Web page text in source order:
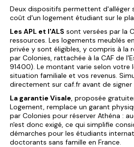
Deux dispositifs permettent d'alléger
coût d'un logement étudiant sur le
Les APL et l'ALS sont versées par la
ressources. Les logements meublés
privée y sont éligibles, y compris à la
par Colonies, rattachée à la CAF de
91400). Le montant varie selon votre
situation familiale et vos revenus.
directement sur caf.fr avant de
La garantie Visale, proposée
Logement, remplace un garant
par Colonies pour réserver Athéna :
n'est donc exigé, ce qui simplifie
démarches pour les étudiants
doctorants sans famille en France.